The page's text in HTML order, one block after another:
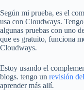
Según mi prueba, es el
usa con Cloudways. Tengo
algunas pruebas con uno
que es gratuito, funciona
Cloudways.
Estoy usando el
blogs. tengo un revisión
aprender más allí.